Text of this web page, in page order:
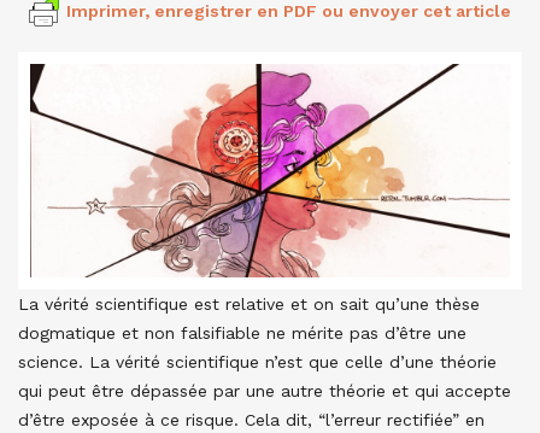
Imprimer, enregistrer en PDF ou envoyer cet article
La vérité scientifique est relative et on sait qu’une thèse
dogmatique et non falsifiable ne mérite pas d’être une
science. La vérité scientifique n’est que celle d’une théorie
qui peut être dépassée par une autre théorie et qui accepte
d’être exposée à ce risque. Cela dit, “l’erreur rectifiée” en